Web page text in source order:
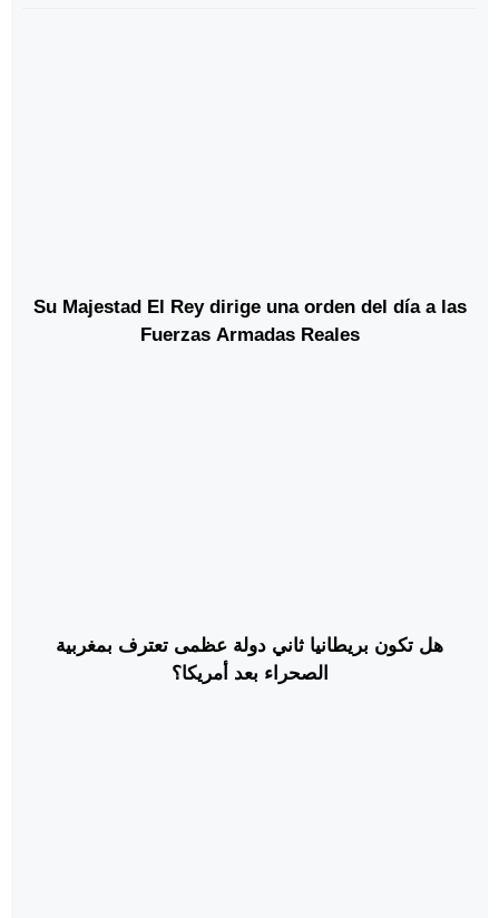
Su Majestad El Rey dirige una orden del día a las
Fuerzas Armadas Reales
هل تكون بريطانيا ثاني دولة عظمى تعترف بمغربية
الصحراء بعد أمريكا؟